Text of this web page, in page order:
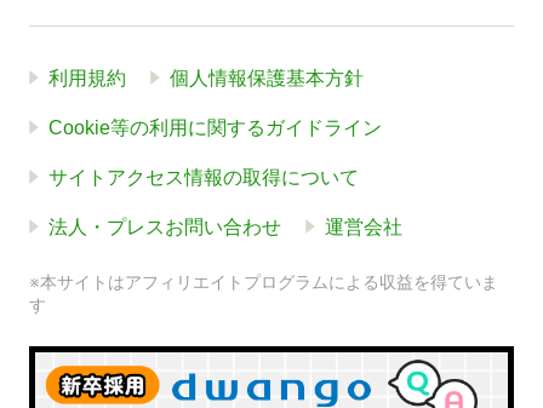
利用規約 個人情報保護基本方針
Cookie等の利用に関するガイドライン
サイトアクセス情報の取得について
法人・プレスお問い合わせ 運営会社
※本サイトはアフィリエイトプログラムによる収益を得ていま
す